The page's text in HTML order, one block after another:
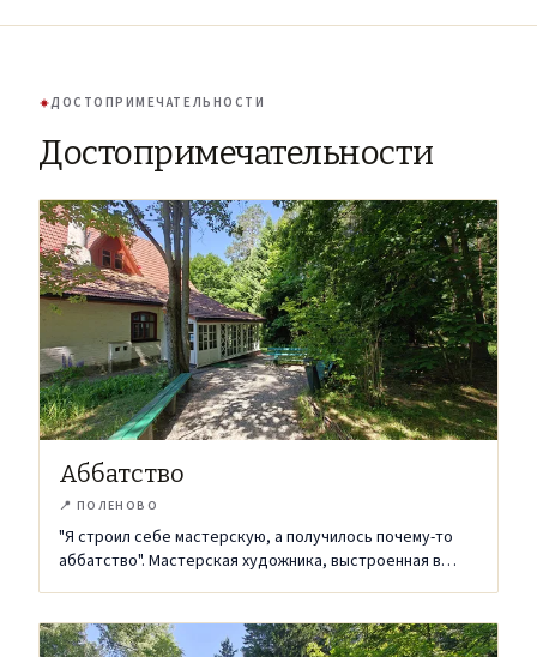
ДОСТОПРИМЕЧАТЕЛЬНОСТИ
Достопримечательности
Аббатство
📍 ПОЛЕНОВО
"Я строил себе мастерскую, а получилось почему-то
аббатство". Мастерская художника, выстроенная в